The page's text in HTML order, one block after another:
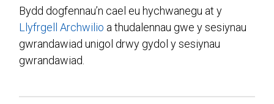
Bydd dogfennau’n cael eu hychwanegu at y
Llyfrgell Archwilio a thudalennau gwe y sesiynau
gwrandawiad unigol drwy gydol y sesiynau
gwrandawiad.